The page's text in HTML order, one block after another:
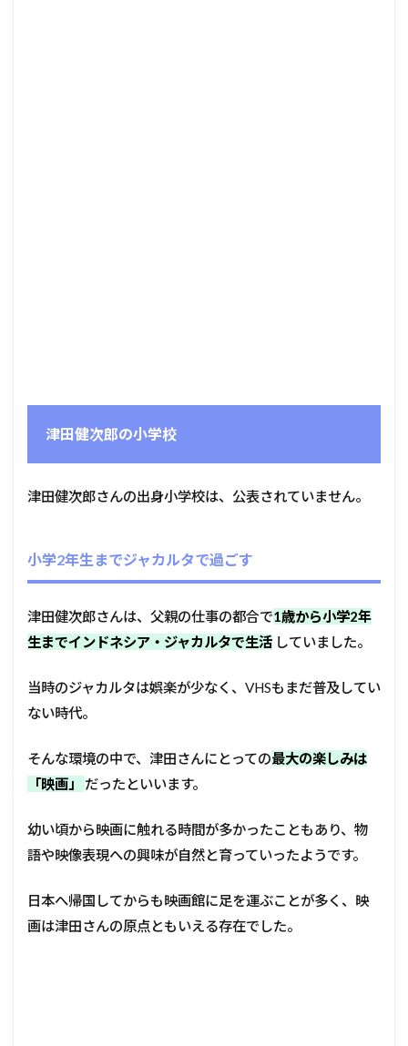
津田健次郎の小学校
津田健次郎さんの出身小学校は、公表されていません。
小学2年生までジャカルタで過ごす
津田健次郎さんは、父親の仕事の都合で1歳から小学2年
生までインドネシア・ジャカルタで生活 していました。
当時のジャカルタは娯楽が少なく、VHSもまだ普及してい
ない時代。
そんな環境の中で、津田さんにとっての最大の楽しみは
「映画」 だったといいます。
幼い頃から映画に触れる時間が多かったこともあり、物
語や映像表現への興味が自然と育っていったようです。
日本へ帰国してからも映画館に足を運ぶことが多く、映
画は津田さんの原点ともいえる存在でした。